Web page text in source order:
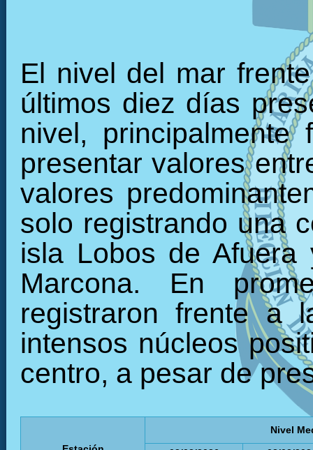
El nivel del mar
últimos diez días
nivel,
presentar valores
valores
solo registrando una
isla Lobos de
Marcona. En
registraron frente a
intensos núcleos
centro, a pesar de
Nivel